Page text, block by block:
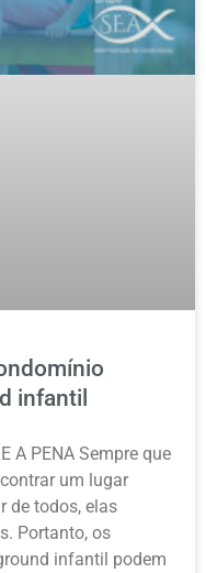
infantil
A PENA Sempre que
um lugar
de todos, elas
Portanto, os
infantil podem